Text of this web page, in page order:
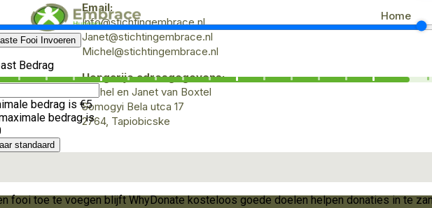
Home
Email:
Info@stichtingembrace.nl
Janet@stichtingembrace.nl
Michel@stichtingembrace.nl
Hongarije adresgegevens:
Michel en Janet van Boxtel
Somogyi Bela utca 17
2764, Tapiobicske